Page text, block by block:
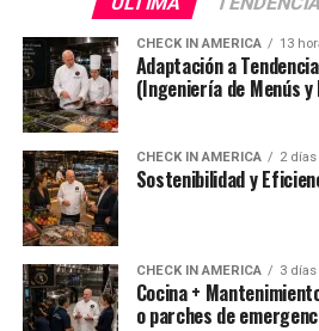
CHECK IN AMERICA 13
Adaptación a
(Ingeniería de Menús
CHECK IN AMERICA 2
Sostenibilidad y
CHECK IN AMERICA 3
Cocina +
o parches de